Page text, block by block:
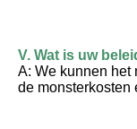
V. Wat is uw
A: We kunnen het
de monsterkosten